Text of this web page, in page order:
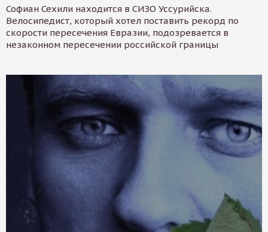
Софиан Сехили находится в СИЗО Уссурийска.
Велосипедист, который хотел поставить рекорд по
скорости пересечения Евразии, подозревается в
незаконном пересечении российской границы